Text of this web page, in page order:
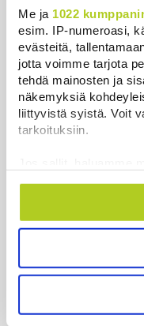
Me ja 1022
esim. IP-numeroasi,
evästeitä,
jotta voimme tarjota
tehdä mainosten ja
näkemyksiä
liittyvistä syistä. Voit
tarkoituksiin.
Kerätä tietoja
mahdollisesti
ominaispiirteitä
Lue lisää siitä, miten
suostumustasi tai
evästeilmoituksessa.
Uutiset
Uusimmat